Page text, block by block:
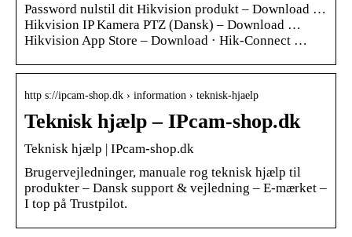
Password nulstil dit Hikvision produkt – Download …
Hikvision IP Kamera PTZ (Dansk) – Download …
Hikvision App Store – Download · Hik-Connect …
http s://ipcam-shop.dk › information › teknisk-hjaelp
Teknisk hjælp – IPcam-shop.dk
Teknisk hjælp | IPcam-shop.dk
Brugervejledninger, manuale rog teknisk hjælp til
produkter – Dansk support & vejledning – E-mærket –
I top på Trustpilot.